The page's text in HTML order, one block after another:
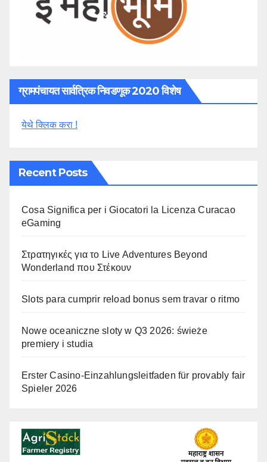
ग्रामपंचायत सार्वत्रिक निवडणूक 2020 विशेष
येथे क्लिक करा !
Recent Posts
Cosa Significa per i Giocatori la Licenza Curacao
eGaming
Στρατηγικές για το Live Adventures Beyond
Wonderland που Στέκουν
Slots para cumprir reload bonus sem travar o ritmo
Nowe oceaniczne sloty w Q3 2026: świeże
premiery i studia
Erster Casino-Einzahlungsleitfaden für provably fair
Spieler 2026